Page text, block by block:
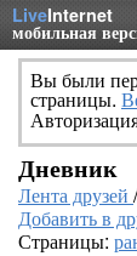
LiveInternet
мобильная
Вы были
страницы.
Дневник
Лента друзей
Добавить в
Страницы: